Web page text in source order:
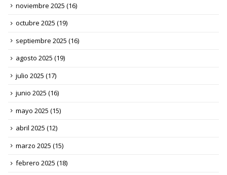
noviembre 2025 (16)
octubre 2025 (19)
septiembre 2025 (16)
agosto 2025 (19)
julio 2025 (17)
junio 2025 (16)
mayo 2025 (15)
abril 2025 (12)
marzo 2025 (15)
febrero 2025 (18)